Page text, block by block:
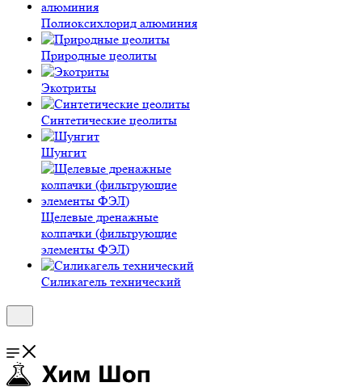
Полиокси­хлорид алюминия
Природные цеолиты
Экотриты
Синтетические цеолиты
Шунгит
Щелевые дренажные
колпачки (фильтрующие
элементы ФЭЛ)
Силикагель технический